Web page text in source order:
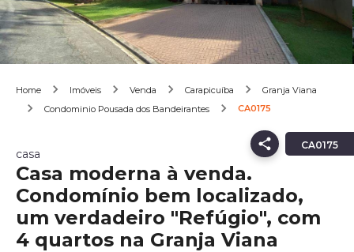
Home Imóveis Venda Carapicuíba
Granja Viana
Condominio Pousada dos Bandeirantes
CA0175
CA0175
casa
Casa moderna à venda.
Condomínio bem localizado,
um verdadeiro "Refúgio", com
4 quartos na Granja Viana